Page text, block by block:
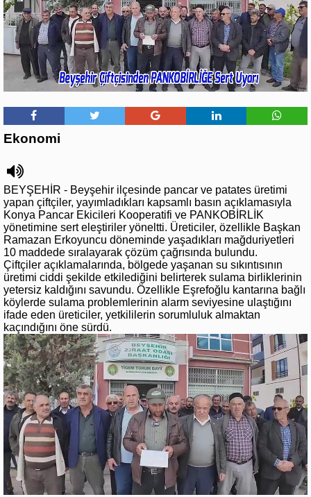
Ekonomi
BEYŞEHİR - Beyşehir ilçesinde pancar ve patates üretimi
yapan çiftçiler, yayımladıkları kapsamlı basın açıklamasıyla
Konya Pancar Ekicileri Kooperatifi ve PANKOBİRLİK
yönetimine sert eleştiriler yöneltti. Üreticiler, özellikle Başkan
Ramazan Erkoyuncu döneminde yaşadıkları mağduriyetleri
10 maddede sıralayarak çözüm çağrısında bulundu.
Çiftçiler açıklamalarında, bölgede yaşanan su sıkıntısının
üretimi ciddi şekilde etkilediğini belirterek sulama birliklerinin
yetersiz kaldığını savundu. Özellikle Eşrefoğlu kantarına bağlı
köylerde sulama problemlerinin alarm seviyesine ulaştığını
ifade eden üreticiler, yetkililerin sorumluluk almaktan
kaçındığını öne sürdü.